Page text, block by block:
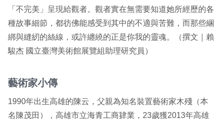
「不完美」呈現給觀者。觀者實在無需要知道她所經歷的各
種故事細節，都彷佛能感受到其中的不適與苦難，而那些綑
綁與縫紉的絲線，或許纏繞的正是你我的靈魂。（撰文｜賴
駿杰 國立臺灣美術館展覽組助理研究員）
藝術家小傳
1990年出生高雄的陳云，父親為知名裝置藝術家木殘（本
名陳茂田），高雄市立海青工商肄業，23歲獲2013年高雄